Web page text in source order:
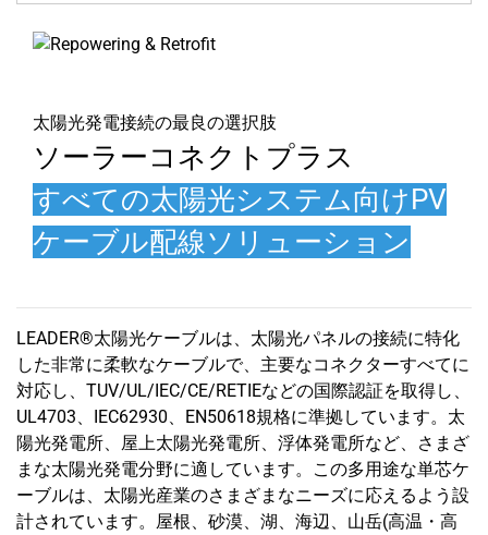
太陽光発電接続の最良の選択肢
ソーラーコネクトプラス
すべての太陽光システム向けPV
ケーブル配線ソリューション
LEADER®太陽光ケーブルは、太陽光パネルの接続に特化
した非常に柔軟なケーブルで、主要なコネクターすべてに
対応し、TUV/UL/IEC/CE/RETIEなどの国際認証を取得し、
UL4703、IEC62930、EN50618規格に準拠しています。太
陽光発電所、屋上太陽光発電所、浮体発電所など、さまざ
まな太陽光発電分野に適しています。この多用途な単芯ケ
ーブルは、太陽光産業のさまざまなニーズに応えるよう設
計されています。屋根、砂漠、湖、海辺、山岳(高温・高